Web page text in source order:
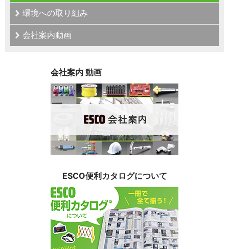
環境への取り組み
会社案内動画
会社案内 動画
ESCO便利カタログについて